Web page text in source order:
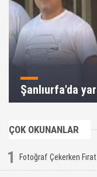
Şanlıurfa'da
ÇOK OKUNANLAR
1 Fotoğraf Çekerken